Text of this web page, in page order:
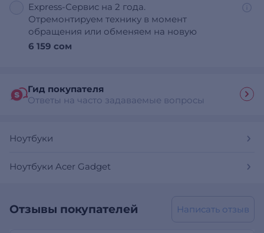
Express-Сервис на 2 года.
Отремонтируем технику в момент
обращения или обменяем на новую
6 159 сом
Гид покупателя
Ответы на часто задаваемые вопросы
Ноутбуки
Ноутбуки Acer Gadget
Отзывы покупателей Написать отзыв